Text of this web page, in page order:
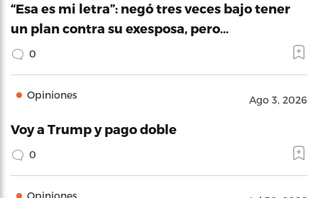
“Esa es mi letra”: negó tres veces bajo tener
un plan contra su exesposa, pero…
0
Opiniones Ago 3, 2026
Voy a Trump y pago doble
0
Opiniones